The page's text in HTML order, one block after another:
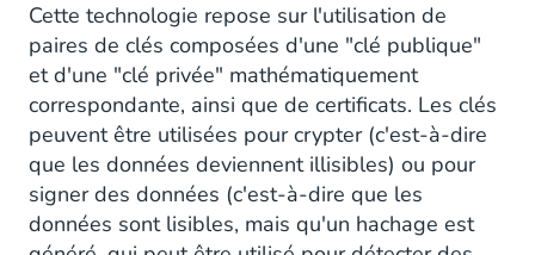
Cette technologie repose sur l'utilisation de
paires de clés composées d'une "clé publique"
et d'une "clé privée" mathématiquement
correspondante, ainsi que de certificats. Les clés
peuvent être utilisées pour crypter (c'est-à-dire
que les données deviennent illisibles) ou pour
signer des données (c'est-à-dire que les
données sont lisibles, mais qu'un hachage est